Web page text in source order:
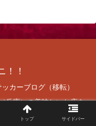
！！
ッカーブログ（移転）
兵庫）の美味しいお店を
紹介
トップ サイドバー